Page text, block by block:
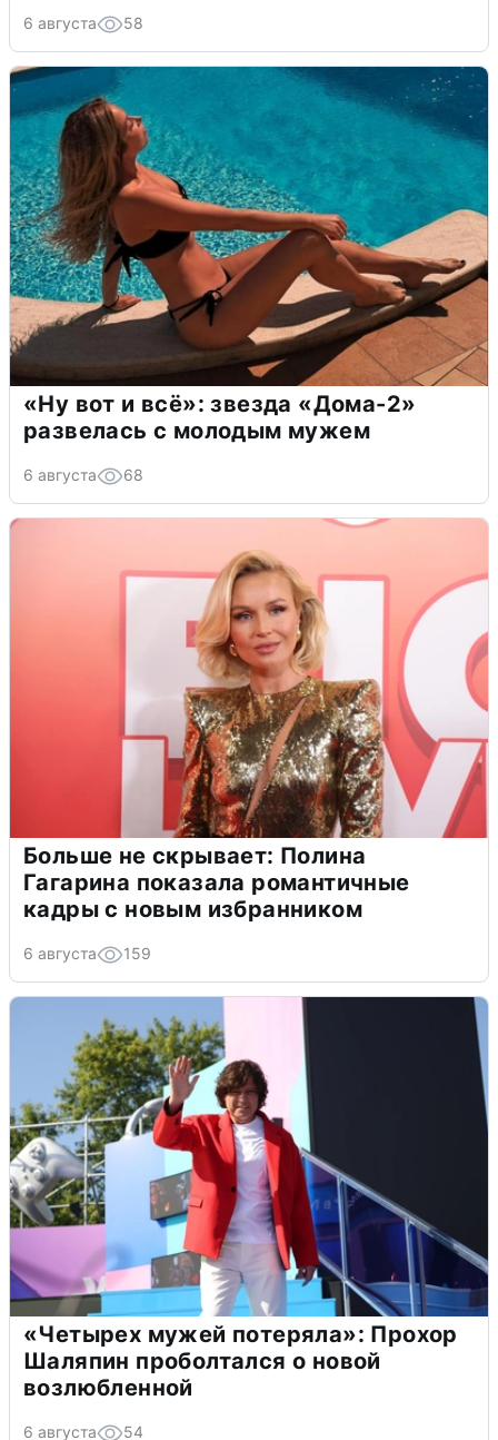
6 августа 58
«Ну вот и всё»: звезда «Дома-2»
развелась с молодым мужем
6 августа 68
Больше не скрывает: Полина
Гагарина показала романтичные
кадры с новым избранником
6 августа 159
«Четырех мужей потеряла»: Прохор
Шаляпин проболтался о новой
возлюбленной
6 августа 54